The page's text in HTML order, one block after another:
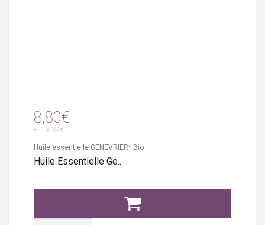
8,80€
HT: 8,34€
Huile essentielle GENEVRIER* Bio
Huile Essentielle Ge..